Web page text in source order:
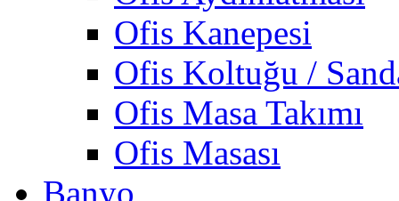
Ofis Kanepesi
Ofis Koltuğu /
Ofis Masa Takımı
Ofis Masası
Banyo